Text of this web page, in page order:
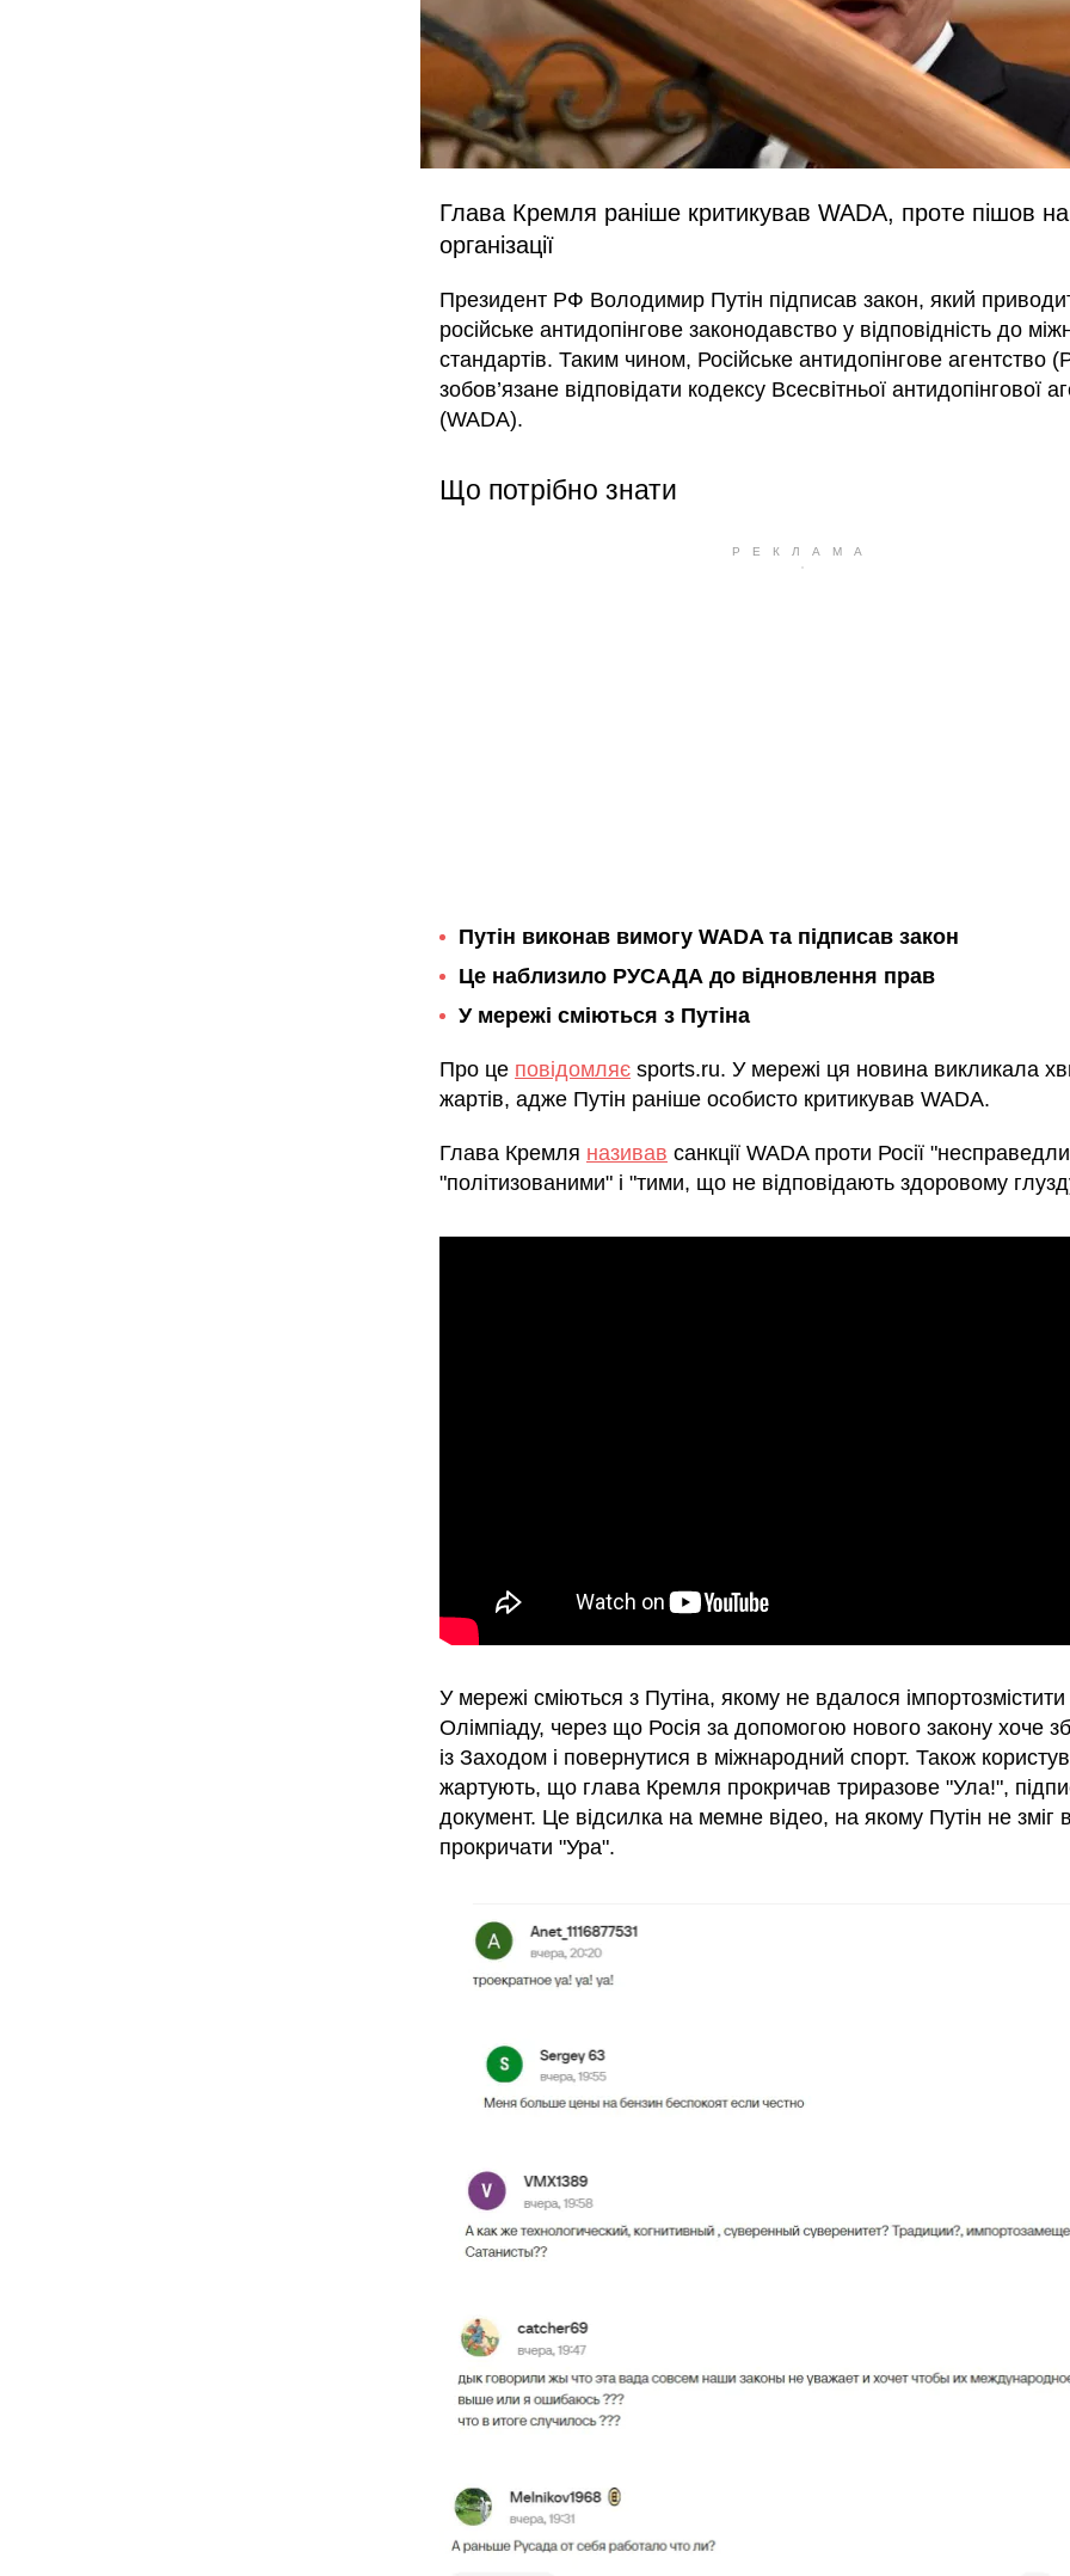
Глава Кремля раніше критикував WADA, проте пішов
організації
Президент РФ Володимир Путін підписав закон, який
російське антидопінгове законодавство у відповідність до
стандартів. Таким чином, Російське антидопінгове
зобов’язане відповідати кодексу Всесвітньої антидопінгової
(WADA).
Що потрібно знати
Путін виконав вимогу WADA та підписав закон
Це наблизило РУСАДА до відновлення прав
У мережі сміються з Путіна
Про це повідомляє sports.ru. У мережі ця новина викликала
жартів, адже Путін раніше особисто критикував WADA.
Глава Кремля називав санкції WADA проти Росії
"політизованими" і "тими, що не відповідають здоровому
У мережі сміються з Путіна, якому не вдалося імпортозмістити
Олімпіаду, через що Росія за допомогою нового закону хоче
із Заходом і повернутися в міжнародний спорт. Також
жартують, що глава Кремля прокричав триразове "Ула!",
документ. Це відсилка на мемне відео, на якому Путін не зміг
прокричати "Ура".